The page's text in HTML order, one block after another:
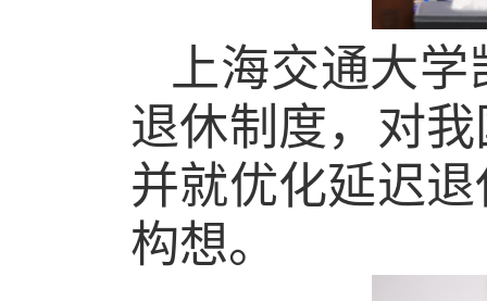
上海交通大
退休制度，对
并就优化延迟
构想。